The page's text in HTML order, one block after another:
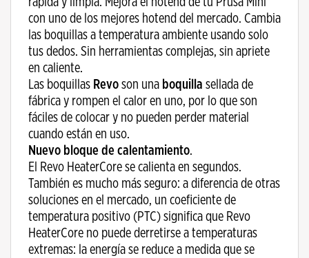
con uno de los mejores hotend del mercado. Cambia
las boquillas a temperatura ambiente usando solo
tus dedos. Sin herramientas complejas, sin apriete
en caliente.
Las boquillas Revo son una boquilla sellada de
fábrica y rompen el calor en uno, por lo que son
fáciles de colocar y no pueden perder material
cuando están en uso.
Nuevo bloque de calentamiento.
El Revo HeaterCore se calienta en segundos.
También es mucho más seguro: a diferencia de otras
soluciones en el mercado, un coeficiente de
temperatura positivo (PTC) significa que Revo
HeaterCore no puede derretirse a temperaturas
extremas: la energía se reduce a medida que se